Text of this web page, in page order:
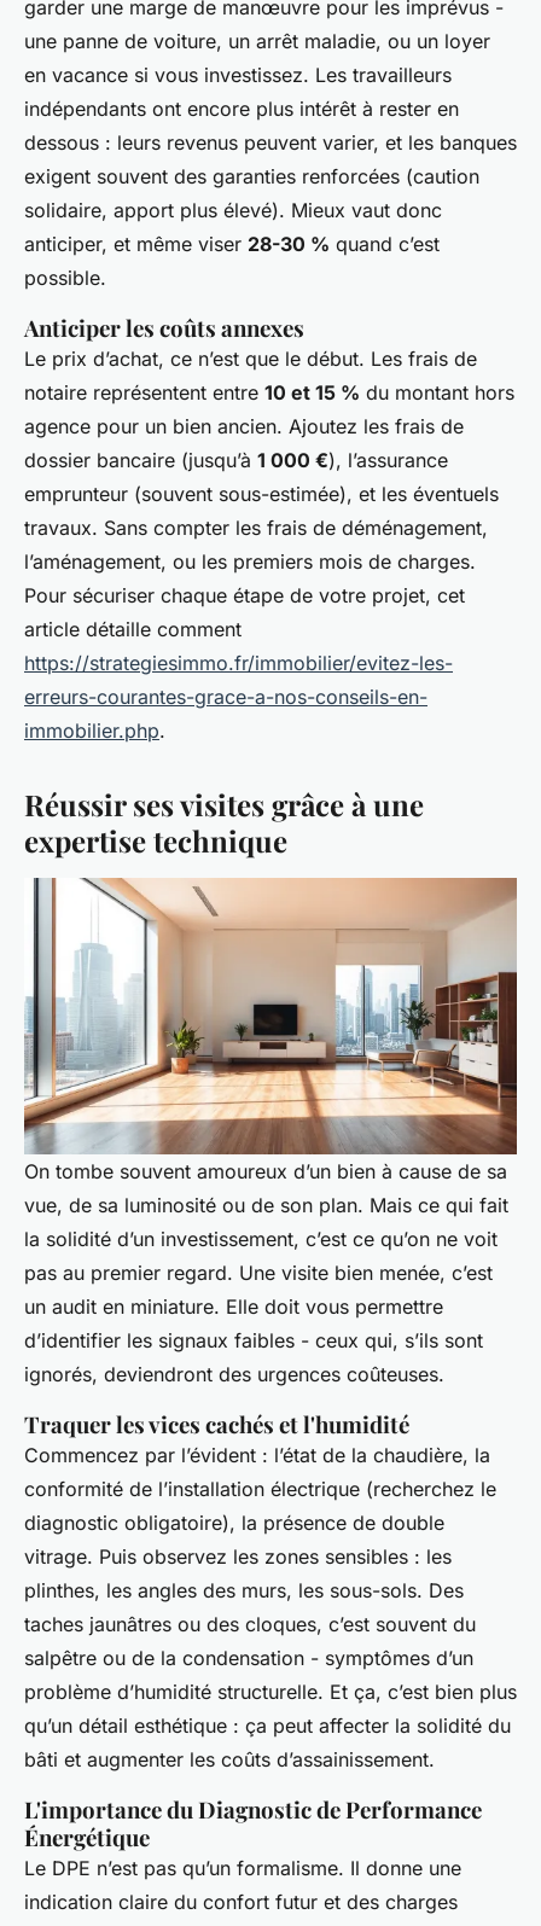
garder une marge de manœuvre pour les imprévus -
une panne de voiture, un arrêt maladie, ou un loyer
en vacance si vous investissez. Les travailleurs
indépendants ont encore plus intérêt à rester en
dessous : leurs revenus peuvent varier, et les banques
exigent souvent des garanties renforcées (caution
solidaire, apport plus élevé). Mieux vaut donc
anticiper, et même viser 28-30 % quand c’est
possible.
Anticiper les coûts annexes
Le prix d’achat, ce n’est que le début. Les frais de
notaire représentent entre 10 et 15 % du montant hors
agence pour un bien ancien. Ajoutez les frais de
dossier bancaire (jusqu’à 1 000 €), l’assurance
emprunteur (souvent sous-estimée), et les éventuels
travaux. Sans compter les frais de déménagement,
l’aménagement, ou les premiers mois de charges.
Pour sécuriser chaque étape de votre projet, cet
article détaille comment
https://strategiesimmo.fr/immobilier/evitez-les-
erreurs-courantes-grace-a-nos-conseils-en-
immobilier.php.
Réussir ses visites grâce à une
expertise technique
On tombe souvent amoureux d’un bien à cause de sa
vue, de sa luminosité ou de son plan. Mais ce qui fait
la solidité d’un investissement, c’est ce qu’on ne voit
pas au premier regard. Une visite bien menée, c’est
un audit en miniature. Elle doit vous permettre
d’identifier les signaux faibles - ceux qui, s’ils sont
ignorés, deviendront des urgences coûteuses.
Traquer les vices cachés et l'humidité
Commencez par l’évident : l’état de la chaudière, la
conformité de l’installation électrique (recherchez le
diagnostic obligatoire), la présence de double
vitrage. Puis observez les zones sensibles : les
plinthes, les angles des murs, les sous-sols. Des
taches jaunâtres ou des cloques, c’est souvent du
salpêtre ou de la condensation - symptômes d’un
problème d’humidité structurelle. Et ça, c’est bien plus
qu’un détail esthétique : ça peut affecter la solidité du
bâti et augmenter les coûts d’assainissement.
L'importance du Diagnostic de Performance
Énergétique
Le DPE n’est pas qu’un formalisme. Il donne une
indication claire du confort futur et des charges